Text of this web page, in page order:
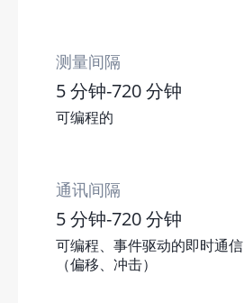
测量间隔
5 分钟-720 分钟
可编程的
通讯间隔
5 分钟-720 分钟
可编程、事件驱动的即时通信
（偏移、冲击）